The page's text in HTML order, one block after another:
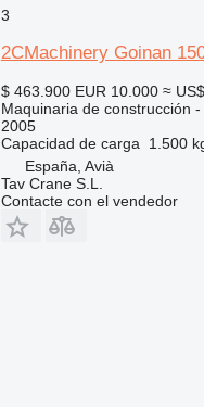
3
2CMachinery Goinan
$ 463.900 EUR 10.000 ≈
Maquinaria de construcción
2005
Capacidad de carga
1.500
España, Avià
Tav Crane S.L.
Contacte con el vendedor